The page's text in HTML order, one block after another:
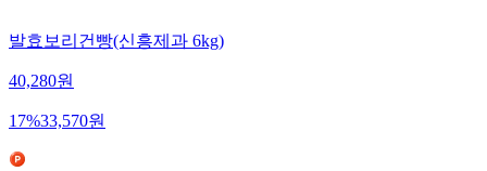
발효보리건빵(신흥제과 6kg)
40,280원
17%33,570원